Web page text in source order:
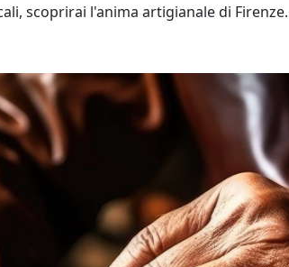
scoprirai l'anima artigianale di Firenze.